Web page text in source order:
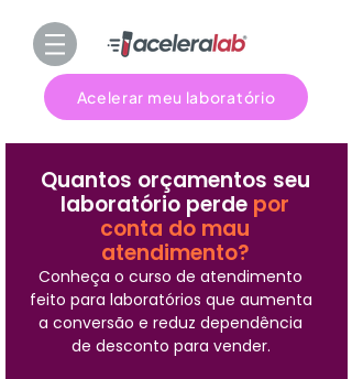
Acelerar meu laboratório
Quantos orçamentos seu
laboratório perde por
conta do mau
atendimento?
Conheça o curso de atendimento
feito para laboratórios que aumenta
a conversão e reduz dependência
de desconto para vender.